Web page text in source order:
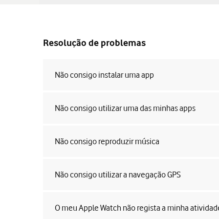
Resolução de problemas
Não consigo instalar uma app
Não consigo utilizar uma das minhas apps
Não consigo reproduzir música
Não consigo utilizar a navegação GPS
O meu Apple Watch não regista a minha